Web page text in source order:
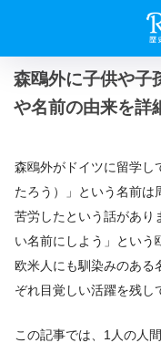
森鴎外に子供や子
や名前の由来を詳
森鴎外がドイツに留学し
たろう）」という名前は
苦労したという話があり
い名前にしよう」という
欧米人にも馴染みのある
ぞれ目覚しい活躍を残し
この記事では、1人の人